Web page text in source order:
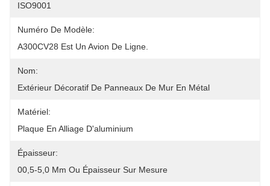
ISO9001
Numéro De Modèle:
A300CV28 Est Un Avion De Ligne.
Nom:
Extérieur Décoratif De Panneaux De Mur En Métal
Matériel:
Plaque En Alliage D'aluminium
Épaisseur:
00,5-5,0 Mm Ou Épaisseur Sur Mesure